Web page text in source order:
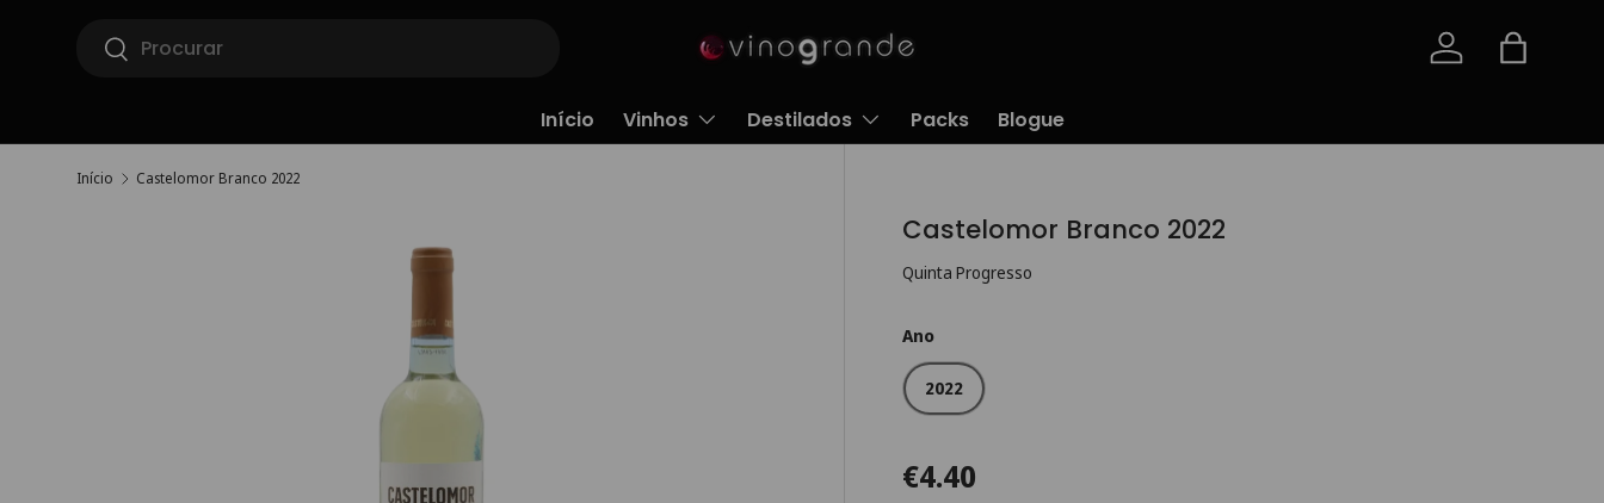
Ir para o conteúdo
Pesquisar
Pesquisar Iniciar sessão
Saco
Início Vinhos Destilados Packs Blogue
Início Castelomor Branco 2022
Castelomor Branco 2022
Quinta Progresso
Ano
2022
€4.40